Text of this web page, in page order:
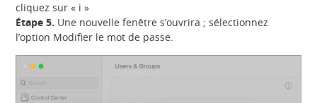
cliquez sur « i »
Étape 5. Une nouvelle fenêtre s’ouvrira ; sélectionnez
l’option Modifier le mot de passe.